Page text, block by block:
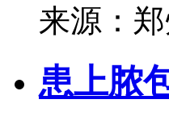
来源：
患上脓